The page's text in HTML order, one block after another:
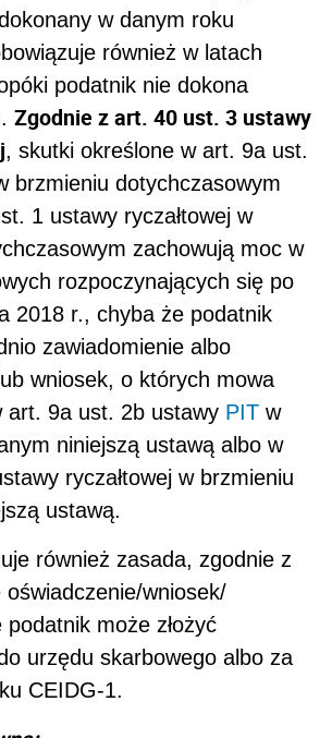
w danym roku
również w latach
podatnik nie dokona
Zgodnie z art. 40 ust. 3 ustawy
, skutki określone w art. 9a ust.
brzmieniu dotychczasowym
1 ustawy ryczałtowej w
zachowują moc w
rozpoczynających się po
2018 r., chyba że podatnik
zawiadomienie albo
wniosek, o których mowa
art. 9a ust. 2b ustawy PIT w
niniejszą ustawą albo w
ryczałtowej w brzmieniu
ustawą.
również zasada, zgodnie z
oświadczenie/wniosek/
podatnik może złożyć
urzędu skarbowego albo za
CEIDG-1.